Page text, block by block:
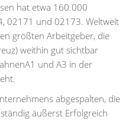
hat etwa 160.000
02171 und 02173. Weltweit
größten Arbeitgeber, die
weithin gut sichtbar
und A3 in der
abgespalten, die
äußerst Erfolgreich